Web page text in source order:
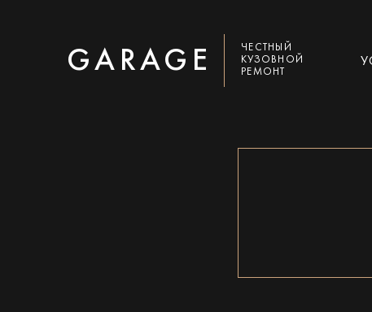
GARAGE
ЧЕСТНЫЙ
КУЗОВНОЙ
РЕМОНТ